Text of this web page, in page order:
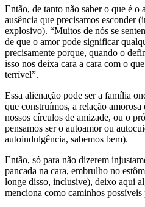
Então, de tanto não saber o que é o
ausência que precisamos esconder
explosivo). “Muitos de nós se
de que o amor pode significar
precisamente porque, quando o
isso nos deixa cara a cara com o
terrível”.
Essa alienação pode ser a família
que construímos, a relação amorosa
nossos círculos de amizade, ou o
pensamos ser o autoamor ou
autoindulgência, sabemos bem).
Então, só para não dizerem
pancada na cara, embrulho no
longe disso, inclusive), deixo aqui
menciona como caminhos possíveis